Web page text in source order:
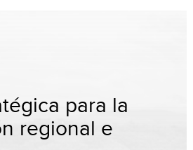
para la
regional e